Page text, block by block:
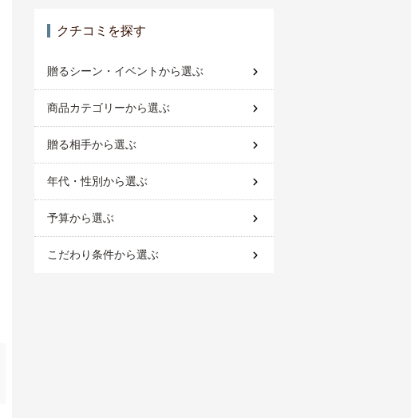
クチコミを探す
贈るシーン・イベントから選ぶ
商品カテゴリーから選ぶ
贈る相手から選ぶ
年代・性別から選ぶ
予算から選ぶ
こだわり条件から選ぶ